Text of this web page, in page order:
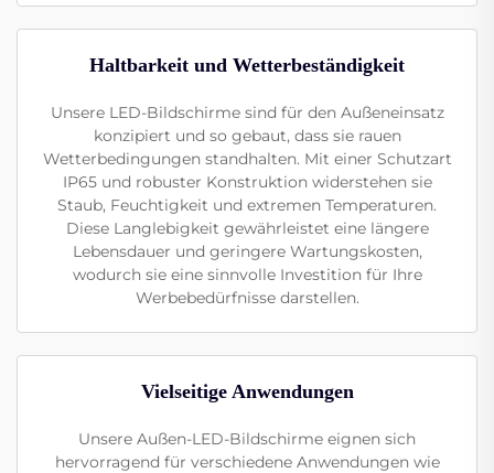
Haltbarkeit und Wetterbeständigkeit
Unsere LED-Bildschirme sind für den Außeneinsatz
konzipiert und so gebaut, dass sie rauen
Wetterbedingungen standhalten. Mit einer Schutzart
IP65 und robuster Konstruktion widerstehen sie
Staub, Feuchtigkeit und extremen Temperaturen.
Diese Langlebigkeit gewährleistet eine längere
Lebensdauer und geringere Wartungskosten,
wodurch sie eine sinnvolle Investition für Ihre
Werbebedürfnisse darstellen.
Vielseitige Anwendungen
Unsere Außen-LED-Bildschirme eignen sich
hervorragend für verschiedene Anwendungen wie